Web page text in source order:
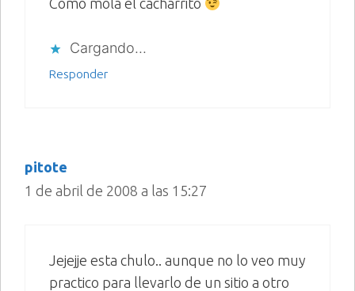
Como mola el cacharrito
Cargando...
Responder
pitote
1 de abril de 2008 a las 15:27
Jejejje esta chulo.. aunque no lo veo muy
practico para llevarlo de un sitio a otro